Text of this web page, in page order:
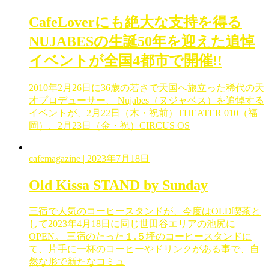
CafeLoverにも絶大な支持を得る
NUJABESの生誕50年を迎えた追悼
イベントが全国4都市で開催!!
2010年2月26日に36歳の若さで天国へ旅立った稀代の天
才プロデューサー、 Nujabes（ヌジャベス）を追悼する
イベントが、2月22日（木・祝前）THEATER 010（福
岡）、2月23日（金・祝）CIRCUS OS
cafemagazine | 2023年7月18日
Old Kissa STAND by Sunday
三宿で人気のコーヒースタンドが、今度はOLD喫茶と
して2023年4月18日に同じ世田谷エリアの池尻に
OPEN。 三宿のたった１.５坪のコーヒースタンドに
て、片手に一杯のコーヒーやドリンクがある事で、自
然な形で新たなコミュ